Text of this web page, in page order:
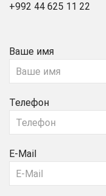
+992 44 625 11 22
Ваше имя
Телефон
E-Mail